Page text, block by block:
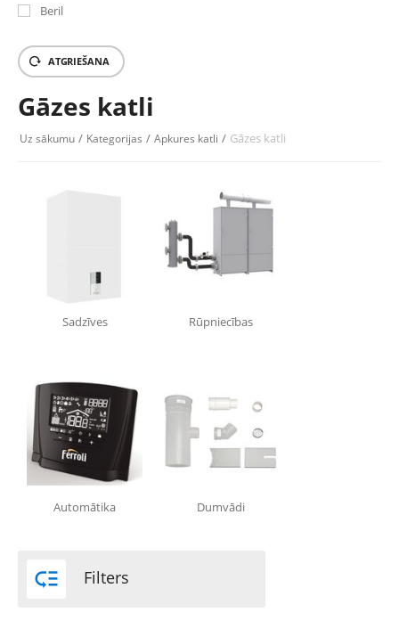
Beril
ATGRIEŠANA
Gāzes katli
Uz sākumu / Kategorijas / Apkures katli / Gāzes katli
Sadzīves Rūpniecības
Automātika Dumvādi
 Filters